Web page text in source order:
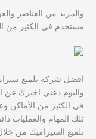
والمزيد من العناصر
مستخدم في الكثير من
افضل شركة تلميع
واليوم دعني اخبرك عن
فى الكثير من
تلك المهام والعمليات
تلميع السيراميك من